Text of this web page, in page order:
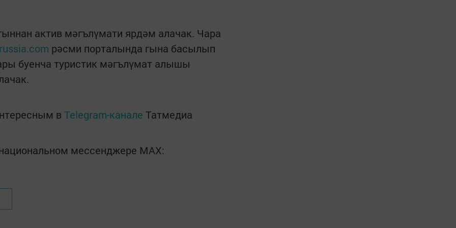
актив мәгълүмати ярдәм алачак. Чара
рәсми порталында гына басылып
буенча туристик мәгълүмат алышы
в Telegram-канале Татмедиа
мессенджере MАХ: